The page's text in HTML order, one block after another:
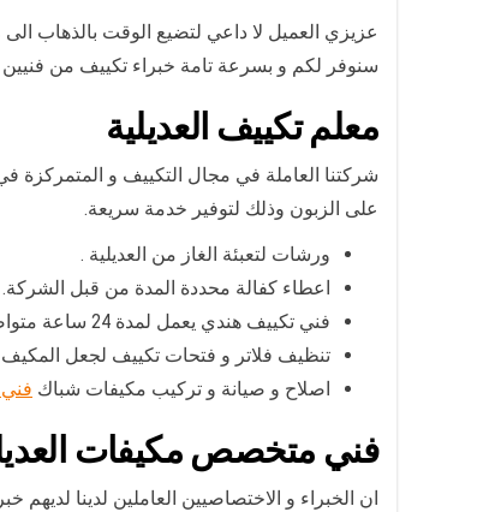
عزيزي العميل لا داعي لتضيع الوقت بالذهاب الى
سنوفر لكم و بسرعة تامة خبراء تكييف من
معلم تكييف العديلية
شركتنا العاملة في مجال التكييف و
على الزبون وذلك لتوفير خدمة سريعة.
ورشات لتعبئة الغاز من العديلية .
اعطاء كفالة محددة المدة من قبل الشركة.
فني تكييف هندي يعمل لمدة 24 ساعة متواصلة.
تنظيف فلاتر و فتحات تكييف لجعل المكيف
اصلاح و صيانة و تركيب مكيفات شباك
فني متخصص مكيفات
ان الخبراء و الاختصاصيين العاملين لدينا